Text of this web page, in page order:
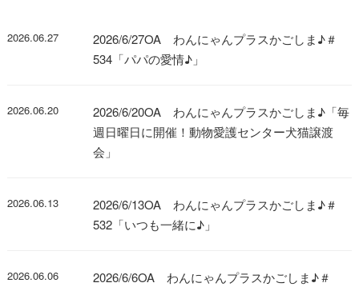
2026.06.27
2026/6/27OA わんにゃんプラスかごしま♪＃
534「パパの愛情♪」
2026.06.20
2026/6/20OA わんにゃんプラスかごしま♪「毎
週日曜日に開催！動物愛護センター犬猫譲渡
会」
2026.06.13
2026/6/13OA わんにゃんプラスかごしま♪＃
532「いつも一緒に♪」
2026.06.06
2026/6/6OA わんにゃんプラスかごしま♪＃